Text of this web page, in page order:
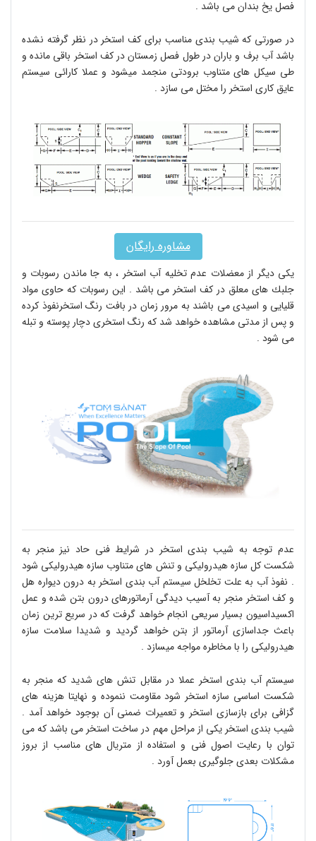
فصل یخ بندان می باشد .
در صورتی كه شیب بندی مناسب برای كف استخر در نظر گرفته نشده
باشد آب برف و باران در طول فصل زمستان در كف استخر باقی مانده و
طی سیكل های متناوب برودتی منجمد میشود و عملا كارائی سیستم
عایق كاری استخر را مختل می سازد .
مشاوره رایگان
یكی دیگر از معضلات عدم تخلیه آب استخر ، به جا ماندن رسوبات و
جلبك های معلق در كف استخر می باشد . این رسوبات كه حاوی مواد
قلیایی و اسیدی می باشند به مرور زمان در بافت رنگ استخرنفوذ كرده
و پس از مدتی مشاهده خواهد شد كه رنگ استخری دچار پوسته و تبله
می شود .
عدم توجه به شیب بندی استخر در شرایط فنی حاد نیز منجر به
شكست كل سازه هیدرولیكی و تنش های متناوب سازه هیدرولیكی شود
. نفوذ آب به علت تخلخل سیستم آب بندی استخر به درون دیواره هل
و كف استخر منجر به آسیب دیدگی آرماتورهای درون بتن شده و عمل
اكسیداسیون بسیار سریعی انجام خواهد گرفت كه در سریع ترین زمان
باعث جداسازی آرماتور از بتن خواهد گردید و شدیدا سلامت سازه
هیدرولیكی را با مخاطره مواجه میسازد .
سیستم آب بندی استخر عملا در مقابل تنش های شدید كه منجر به
شكست اساسی سازه استخر شود مقاومت ننموده و نهایتا هزینه های
گزافی برای بازسازی استخر و تعمیرات ضمنی آن بوجود خواهد آمد .
شیب بندی استخر یكی از مراحل مهم در ساخت استخر می باشد كه می
توان با رعایت اصول فنی و استفاده از متریال های مناسب از بروز
مشكلات بعدی جلوگیری بعمل آورد .